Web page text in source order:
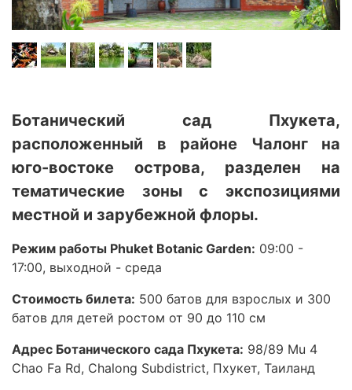
Ботанический сад Пхукета,
расположенный в районе Чалонг на
юго-востоке острова, разделен на
тематические зоны с экспозициями
местной и зарубежной флоры.
Режим работы Phuket Botanic Garden: 09:00 -
17:00, выходной - среда
Стоимость билета: 500 батов для взрослых и 300
батов для детей ростом от 90 до 110 см
Адрес Ботанического сада Пхукета: 98/89 Mu 4
Chao Fa Rd, Chalong Subdistrict, Пхукет, Таиланд